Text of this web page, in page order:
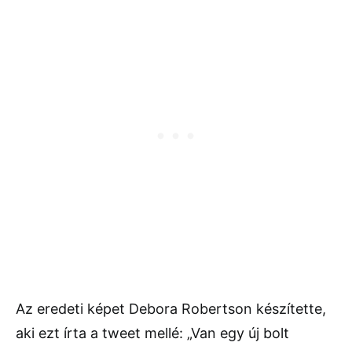
Az eredeti képet Debora Robertson készítette,
aki ezt írta a tweet mellé: „Van egy új bolt